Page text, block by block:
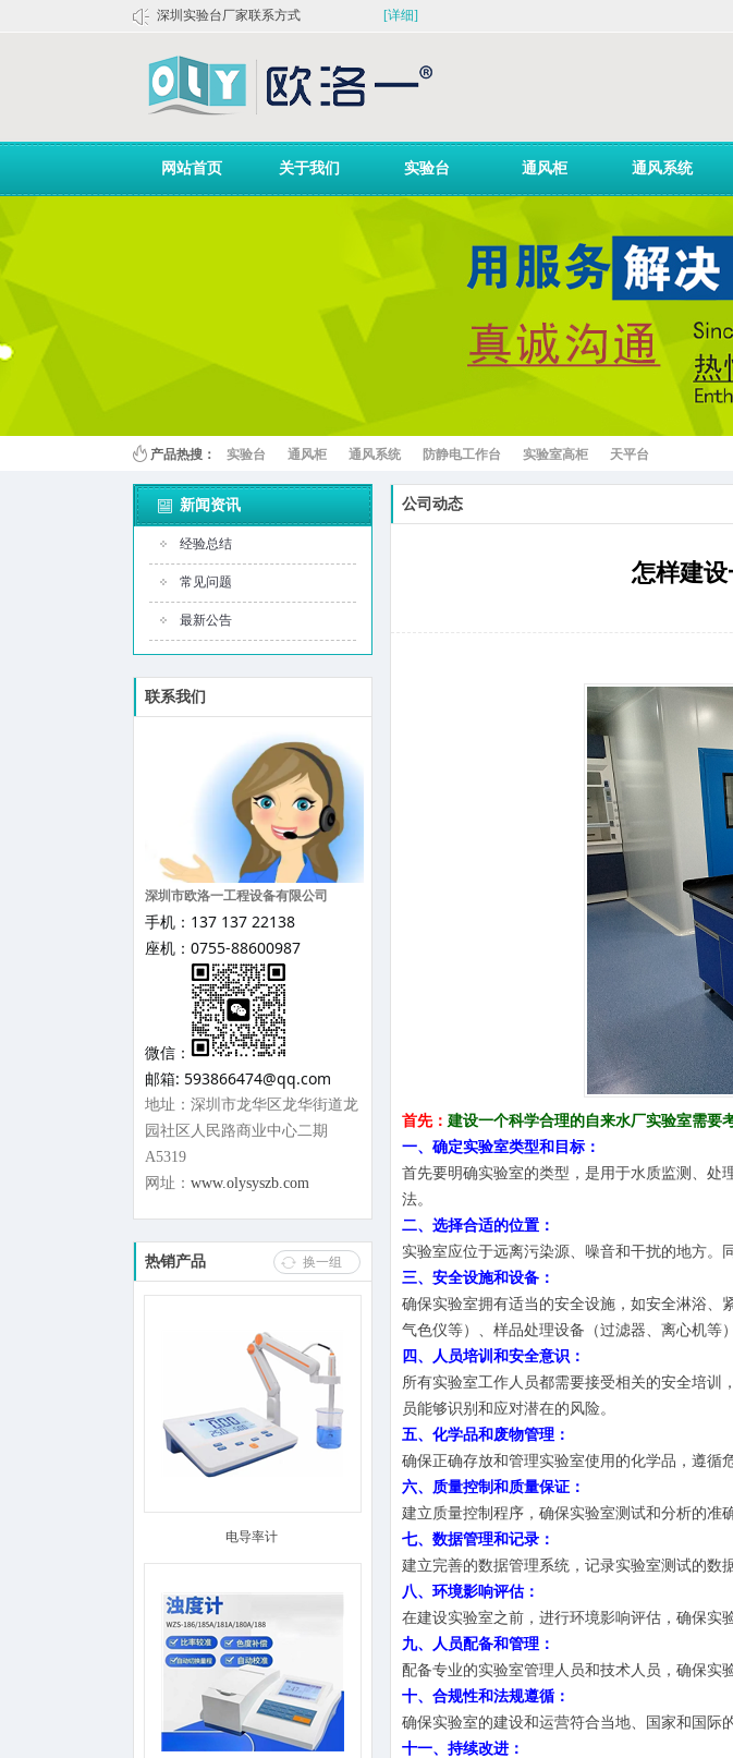
深圳实验台厂家联系方式
[详细]
网站首页 关于我们 实验台 通风柜 通风系统
百叶窗图片载入中
产品热搜： 实验台 通风柜 通风系统 防静电工作台 实验室高柜 天平台
新闻资讯
经验总结
常见问题
最新公告
联系我们
深圳市欧洛一工程设备有限公司
手机：137 137 22138
座机：0755-88600987
微信：
邮箱: 593866474@qq.com
地址：深圳市龙华区龙华街道龙
园社区人民路商业中心二期
A5319
网址： www.olysyszb.com
换一组
热销产品
电导率计
公司动态
怎样建
首先： 建设一个科学合理的自来水厂实验室需要
一、确定实验室类型和目标：
首先要明确实验室的类型，是用于水质监测、处
法。
二、选择合适的位置：
实验室应位于远离污染源、噪音和干扰的地方。
三、安全设施和设备：
确保实验室拥有适当的安全设施，如安全淋浴、
气色仪等）、样品处理设备（过滤器、离心机等）
四、人员培训和安全意识：
所有实验室工作人员都需要接受相关的安全培训
员能够识别和应对潜在的风险。
五、化学品和废物管理：
确保正确存放和管理实验室使用的化学品，遵循
六、质量控制和质量保证：
建立质量控制程序，确保实验室测试和分析的准
七、数据管理和记录：
建立完善的数据管理系统，记录实验室测试的数
八、环境影响评估：
在建设实验室之前，进行环境影响评估，确保实
九、人员配备和管理：
配备专业的实验室管理人员和技术人员，确保实
十、合规性和法规遵循：
确保实验室的建设和运营符合当地、国家和国际
十一、持续改进：